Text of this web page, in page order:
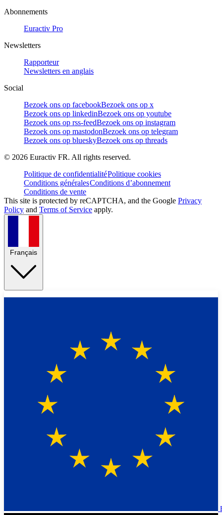
Abonnements
Euractiv Pro
Newsletters
Rapporteur
Newsletters en anglais
Social
Bezoek ons op facebookBezoek ons op x
Bezoek ons op linkedinBezoek ons op youtube
Bezoek ons op rss-feedBezoek ons op instagram
Bezoek ons op mastodonBezoek ons op telegram
Bezoek ons op blueskyBezoek ons op threads
© 2026 Euractiv FR. All rights reserved.
Politique de confidentialitéPolitique cookies
Conditions généralesConditions d’abonnement
Conditions de vente
This site is protected by reCAPTCHA, and the Google Privacy
Policy and Terms of Service apply.
Français